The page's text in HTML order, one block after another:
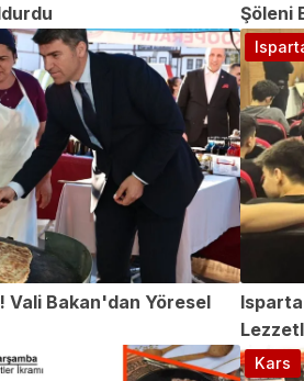
Şöleni
Vali Bakan'dan Yöresel
Kars